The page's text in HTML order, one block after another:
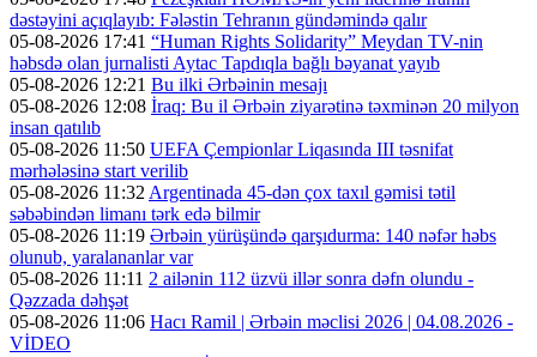
dəstəyini açıqlayıb: Fələstin Tehranın gündəmində qalır
05-08-2026 17:41 “Human Rights Solidarity” Meydan TV-nin
həbsdə olan jurnalisti Aytac Tapdıqla bağlı bəyanat yayıb
05-08-2026 12:21 Bu ilki Ərbəinin mesajı
05-08-2026 12:08 İraq: Bu il Ərbəin ziyarətinə təxminən 20 milyon
insan qatılıb
05-08-2026 11:50 UEFA Çempionlar Liqasında III təsnifat
mərhələsinə start verilib
05-08-2026 11:32Argentinada 45-dən çox taxıl gəmisi tətil
səbəbindən limanı tərk edə bilmir
05-08-2026 11:19 Ərbəin yürüşündə qarşıdurma: 140 nəfər həbs
olunub, yaralananlar var
05-08-2026 11:11 2 ailənin 112 üzvü illər sonra dəfn olundu -
Qəzzada dəhşət
05-08-2026 11:06 Hacı Ramil | Ərbəin məclisi 2026 | 04.08.2026 -
VİDEO